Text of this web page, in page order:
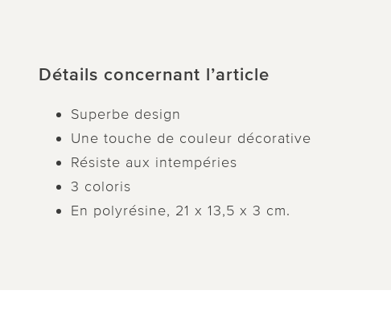
Détails concernant l’article
Superbe design
Une touche de couleur décorative
Résiste aux intempéries
3 coloris
En polyrésine, 21 x 13,5 x 3 cm.